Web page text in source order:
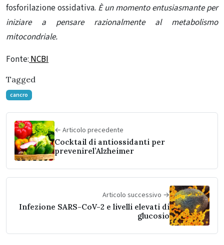
fosforilazione ossidativa. È un momento entusiasmante per
iniziare a pensare razionalmente al metabolismo
mitocondriale.
Fonte: NCBI
Tagged
cancro
← Articolo precedente
Cocktail di antiossidanti per
prevenirel’Alzheimer
Articolo successivo →
Infezione SARS-CoV-2 e livelli elevati di
glucosio